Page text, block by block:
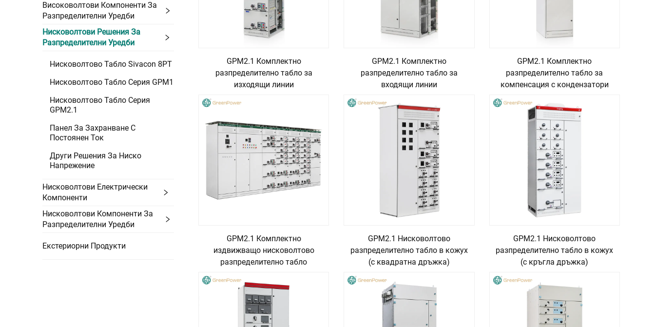
Високоволтови Компоненти За
Разпределителни Уредби
Нисковолтови Решения За
Разпределителни Уредби
Нисковолтово Табло Sivacon 8PT
Нисковолтово Табло Серия GPM1
Нисковолтово Табло Серия
GPM2.1
Панел За Захранване С
Постоянен Ток
Други Решения За Ниско
Напрежение
Нисковолтови Електрически
Компоненти
Нисковолтови Компоненти За
Разпределителни Уредби
Екстериорни Продукти
GPM2.1 Комплектно
разпределително табло за
изходящи линии
GPM2.1 Комплектно
разпределително табло за
входящи линии
GPM2.1 Комплектно
разпределително табло за
компенсация с кондензатори
GPM2.1 Комплектно
издвижващо нисковолтово
разпределително табло
GPM2.1 Нисковолтово
разпределително табло в кожух
(с квадратна дръжка)
GPM2.1 Нисковолтово
разпределително табло в кожух
(с кръгла дръжка)